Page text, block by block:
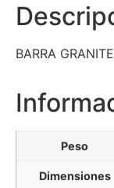
BARRA
Peso
Dimensiones